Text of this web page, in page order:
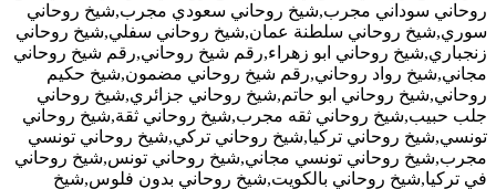
روحاني سوداني مجرب,شيخ روحاني سعودي مجرب,شيخ روحاني
سوري,شيخ روحاني سلطنة عمان,شيخ روحاني سفلي,شيخ روحاني
زنجباري,شيخ روحاني ابو زهراء,رقم شيخ روحاني,رقم شيخ روحاني
مجاني,شيخ رواد روحاني,رقم شيخ روحاني مضمون,شيخ حكيم
روحاني,شيخ روحاني ابو حاتم,شيخ روحاني جزائري,شيخ روحاني
جلب حبيب,شيخ روحاني ثقه مجرب,شيخ روحاني ثقة,شيخ روحاني
تونسي,شيخ روحاني تركيا,شيخ روحاني تركي,شيخ روحاني تونسي
مجرب,شيخ روحاني تونسي مجاني,شيخ روحاني تونس,شيخ روحاني
في تركيا,شيخ روحاني بالكويت,شيخ روحاني بدون فلوس,شيخ